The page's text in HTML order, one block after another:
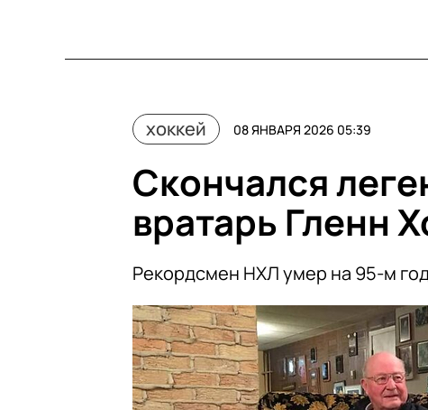
хоккей 08 ЯНВАРЯ 2026 05:39
Скончался
вратарь Гленн
Рекордсмен НХЛ умер на 95-м